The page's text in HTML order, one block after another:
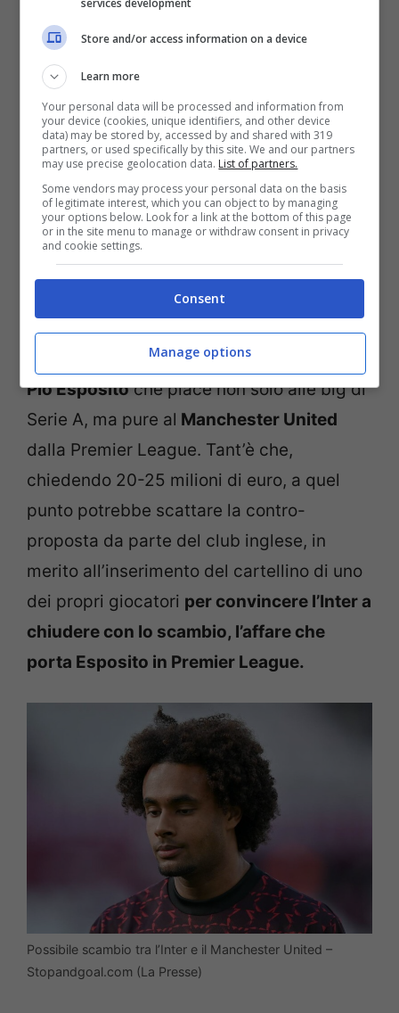
Sacrificio Inter – Stopandgoal.com (La Presse)
Inter e United: si può
chiudere l’affare con lo
scambio
Alza la posta l’Inter e non si accontenta di
10-15 milioni sullacessione di Francesco
Pio Espositoche piace non solo alle big di
Serie A, ma pure al Manchester United
dalla Premier League. Tant’è che,
chiedendo 20-25 milioni di euro, a quel
punto potrebbe scattare la contro-
proposta da parte del club inglese, in
merito all’inserimento del cartellino di uno
dei propri giocatori per convincere l’Inter a
chiudere con lo scambio, l’affare che
porta Esposito in Premier League.
Possibile scambio tra l’Inter e il Manchester United –
Stopandgoal.com (La Presse)
Store and/or access information on a device
Learn more
Your personal data will be processed and information from
your device (cookies, unique identifiers, and other device
data) may be stored by, accessed by and shared with 319
partners, or used specifically by this site. We and our partners
may use precise geolocation data. List of partners.
Some vendors may process your personal data on the basis
of legitimate interest, which you can object to by managing
your options below. Look for a link at the bottom of this page
or in the site menu to manage or withdraw consent in privacy
and cookie settings.
Consent
Manage options